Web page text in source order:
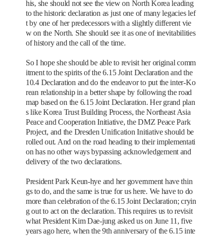
his, she should not see the view on North Korea leading
to the historic declaration as just one of many legacies lef
t by one of her predecessors with a slightly different vie
w on the North. She should see it as one of inevitabilities
of history and the call of the time.
So I hope she should be able to revisit her original comm
itment to the spirits of the 6.15 Joint Declaration and the
10.4 Declaration and do the endeavor to put the inter-Ko
rean relationship in a better shape by following the road
map based on the 6.15 Joint Declaration. Her grand plan
s like Korea Trust Building Process, the Northeast Asia
Peace and Cooperation Initiative, the DMZ Peace Park
Project, and the Dresden Unification Initiative should be
rolled out. And on the road heading to their implementati
on has no other ways bypassing acknowledgement and
delivery of the two declarations.
President Park Keun-hye and her government have thin
gs to do, and the same is true for us here. We have to do
more than celebration of the 6.15 Joint Declaration; cryin
g out to act on the declaration. This requires us to revisit
what President Kim Dae-jung asked us on June 11, five
years ago here, when the 9th anniversary of the 6.15 inte